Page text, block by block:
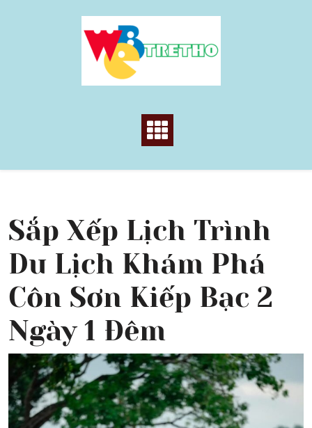
Sắp Xếp Lịch Trình
Du Lịch Khám Phá
Côn Sơn Kiếp Bạc 2
Ngày 1 Đêm